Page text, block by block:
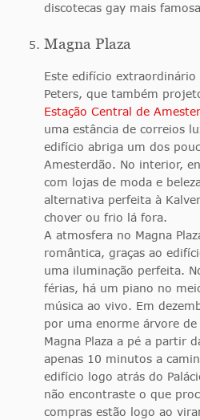
discotecas gay mais
Magna Plaza
Este edifício
Peters, que também
Estação Central de
uma estância de correios
edifício abriga um dos
Amesterdão. No interior,
com lojas de moda e
alternativa perfeita à
chover ou frio lá fora.
A atmosfera no Magna
romântica, graças ao
uma iluminação perfeita.
férias, há um piano no
música ao vivo. Em
por uma enorme árvore de
Magna Plaza a pé a partir
apenas 10 minutos a
edifício logo atrás do
não encontraste o que
compras estão logo ao